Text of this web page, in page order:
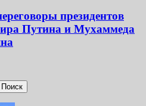
президентов
Путина и Мухаммеда